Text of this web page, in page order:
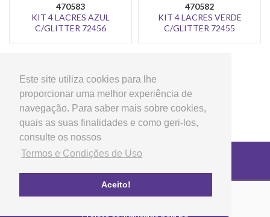
Este site utiliza cookies para lhe
proporcionar uma melhor experiência de
navegação. Para saber mais sobre cookies,
quais as suas finalidades e como geri-los,
consulte os nossos
Termos e Condições de Uso
Aceito!
470583
KIT 4 LACRES AZUL
C/GLITTER 72456
470582
KIT 4 LACRES VERDE
C/GLITTER 72455
Copyright © 2026 LG Arts Crafts Todos os direitos
Termos e Condições de Uso
FAQ's
Projeto cofinanciado pela EU